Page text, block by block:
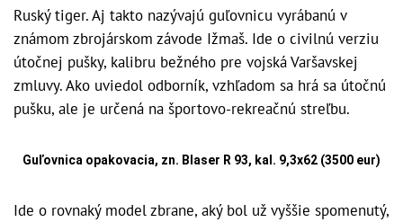
Ruský tiger. Aj takto nazývajú guľovnicu vyrábanú v
známom zbrojárskom závode Ižmaš. Ide o civilnú verziu
útočnej pušky, kalibru bežného pre vojská Varšavskej
zmluvy. Ako uviedol odborník, vzhľadom sa hrá sa útočnú
pušku, ale je určená na športovo-rekreačnú streľbu.
Guľovnica opakovacia, zn. Blaser R 93, kal. 9,3x62 (3500 eur)
Ide o rovnaký model zbrane, aký bol už vyššie spomenutý,